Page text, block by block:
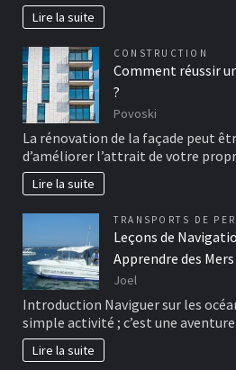
Lire la suite
CONSTRUCTION
Comment réussir
?
Povoski
La rénovation de la façade peut
d’améliorer l’attrait de votre
Lire la suite
TRANSPORTS DE
Leçons de
Apprendre des
Joel
Introduction Naviguer sur les
simple activité ; c’est une
Lire la suite